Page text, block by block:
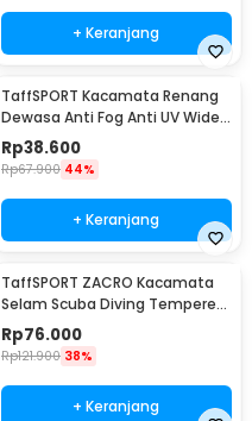
+ Keranjang
TaffSPORT Kacamata Renang
Dewasa Anti Fog Anti UV Wide
Vision Earplug - A380
Rp38.600
Rp67.900 44%
+ Keranjang
TaffSPORT ZACRO Kacamata
Selam Scuba Diving Tempered
Glass - 502
Rp76.000
Rp121.900 38%
+ Keranjang